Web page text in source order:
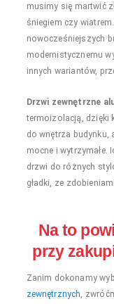
musimy się martwić
śniegiem czy
nowocześniejszych
modernistycznemu
innych wariantów,
Drzwi zewnętrzne
termoizolacją, dzięki
do wnętrza budynku,
mocne i
drzwi do różnych
gładki, ze
Na to
przy
Zanim dokonamy
zewnętrznych
,